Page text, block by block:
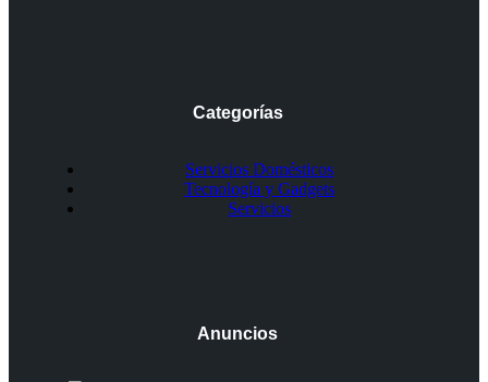
Categorías
Servicios Domésticos
Tecnología y Gadgets
Servicios
Anuncios